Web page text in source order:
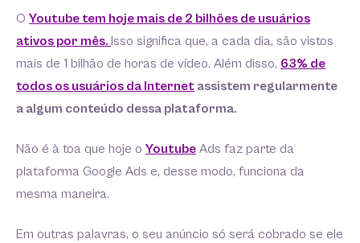
O Youtube tem hoje mais de 2 bilhões de usuários
ativos por mês. Isso significa que, a cada dia, são vistos
mais de 1 bilhão de horas de vídeo. Além disso, 63% de
todos os usuários da Internet assistem regularmente
a algum conteúdo dessa plataforma.
Não é à toa que hoje o Youtube Ads faz parte da
plataforma Google Ads e, desse modo, funciona da
mesma maneira.
Em outras palavras, o seu anúncio só será cobrado se ele